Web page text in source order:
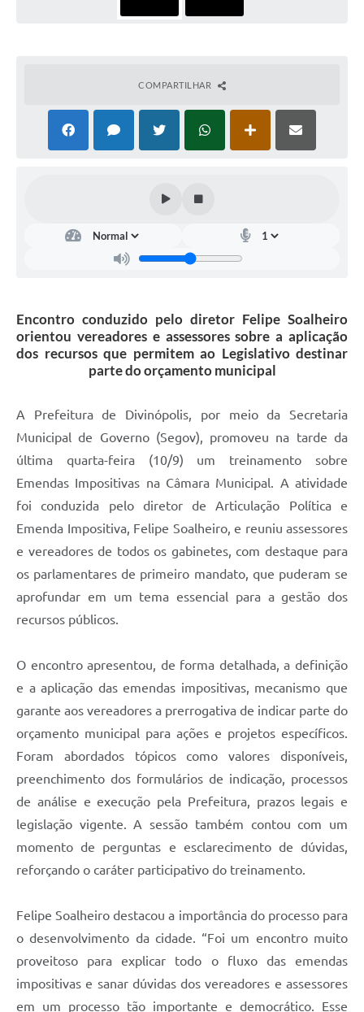
COMPARTILHAR
Encontro conduzido pelo diretor Felipe Soalheiro
orientou vereadores e assessores sobre a aplicação
dos recursos que permitem ao Legislativo destinar
parte do orçamento municipal
A Prefeitura de Divinópolis, por meio da Secretaria
Municipal de Governo (Segov), promoveu na tarde da
última quarta-feira (10/9) um treinamento sobre
Emendas Impositivas na Câmara Municipal. A atividade
foi conduzida pelo diretor de Articulação Política e
Emenda Impositiva, Felipe Soalheiro, e reuniu assessores
e vereadores de todos os gabinetes, com destaque para
os parlamentares de primeiro mandato, que puderam se
aprofundar em um tema essencial para a gestão dos
recursos públicos.
O encontro apresentou, de forma detalhada, a definição
e a aplicação das emendas impositivas, mecanismo que
garante aos vereadores a prerrogativa de indicar parte do
orçamento municipal para ações e projetos específicos.
Foram abordados tópicos como valores disponíveis,
preenchimento dos formulários de indicação, processos
de análise e execução pela Prefeitura, prazos legais e
legislação vigente. A sessão também contou com um
momento de perguntas e esclarecimento de dúvidas,
reforçando o caráter participativo do treinamento.
Felipe Soalheiro destacou a importância do processo para
o desenvolvimento da cidade. “Foi um encontro muito
proveitoso para explicar todo o fluxo das emendas
impositivas e sanar dúvidas dos vereadores e assessores
em um processo tão importante e democrático. Esse